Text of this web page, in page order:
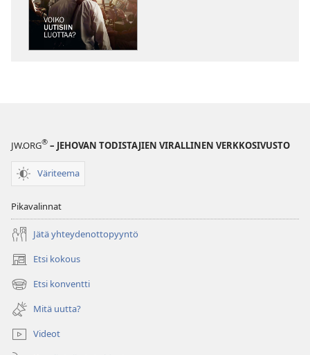
JW.ORG® – JEHOVAN TODISTAJIEN VIRALLINEN VERKKOSIVUSTO
Väriteema
Pikavalinnat
Jätä yhteydenottopyyntö
Etsi kokous
(avaa
uuden
ikkunan)
Etsi konventti
(avaa
uuden
ikkunan)
Mitä uutta?
Videot